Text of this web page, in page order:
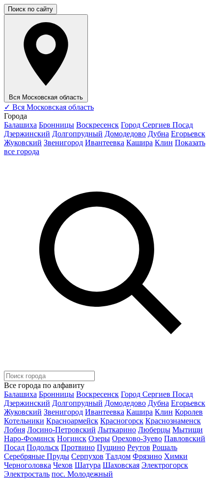
Поиск по сайту
Вся Московская область
✓ Вся Московская область
Города
Балашиха Бронницы Воскресенск Город Сергиев Посад
Дзержинский Долгопрудный Домодедово Дубна Егорьевск
Жуковский Звенигород Ивантеевка Кашира Клин Показать
все города
Все города по алфавиту
Балашиха Бронницы Воскресенск Город Сергиев Посад
Дзержинский Долгопрудный Домодедово Дубна Егорьевск
Жуковский Звенигород Ивантеевка Кашира Клин Королев
Котельники Красноармейск Красногорск Краснознаменск
Лобня Лосино-Петровский Лыткарино Люберцы Мытищи
Наро-Фоминск Ногинск Озеры Орехово-Зуево Павловский
Посад Подольск Протвино Пущино Реутов Рошаль
Серебряные Пруды Серпухов Талдом Фрязино Химки
Черноголовка Чехов Шатура Шаховская Электрогорск
Электросталь пос. Молодежный